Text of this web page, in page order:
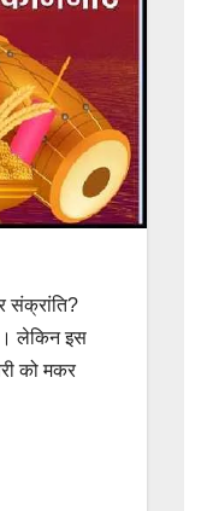
संक्रांति?
लेकिन इस
को मकर